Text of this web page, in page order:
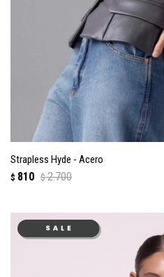
Strapless Hyde - Acero
$ 810 $ 2.700